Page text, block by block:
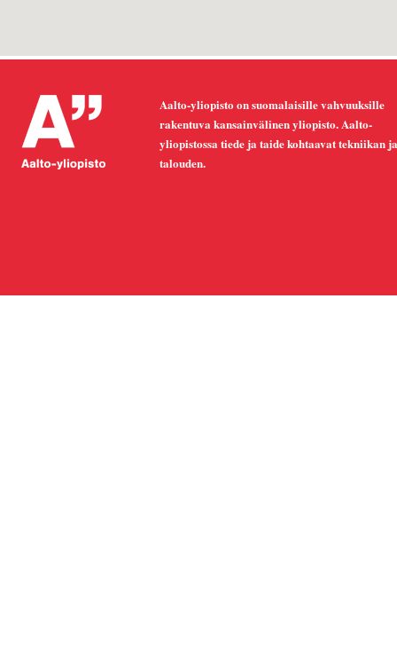
Aalto-yliopisto on suomalaisille vahvuuksille
rakentuva kansainvälinen yliopisto. Aalto-
yliopistossa tiede ja taide kohtaavat tekniikan ja
talouden.